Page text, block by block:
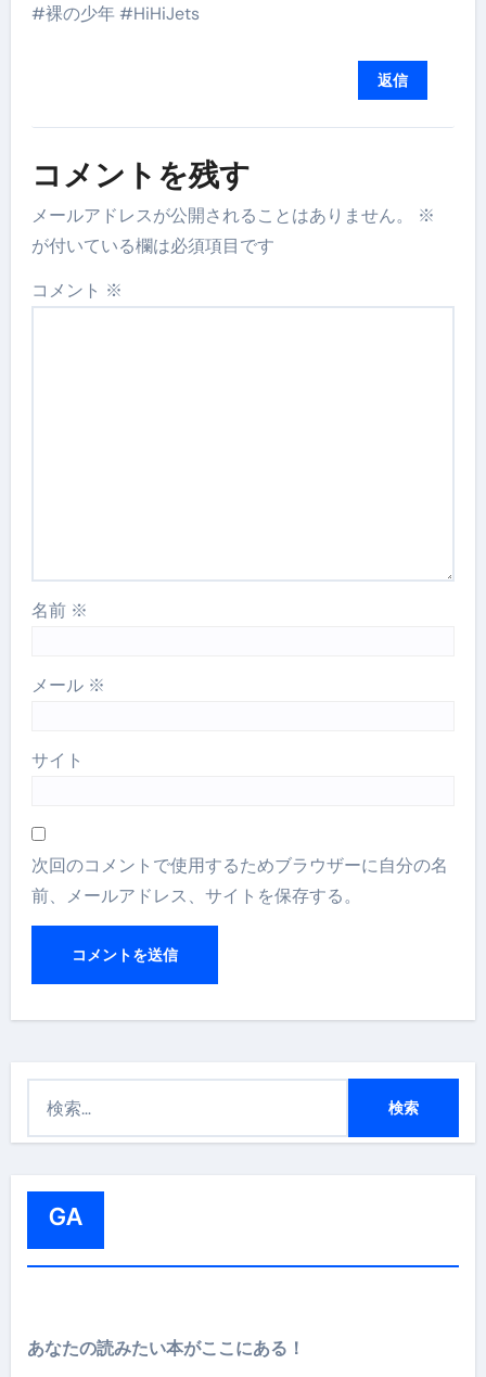
#裸の少年 #HiHiJets
返信
コメントを残す
メールアドレスが公開されることはありません。
※
が付いている欄は必須項目です
コメント ※
名前 ※
メール ※
サイト
次回のコメントで使用するためブラウザーに自分の名
前、メールアドレス、サイトを保存する。
GA
あなたの読みたい本がここにある！